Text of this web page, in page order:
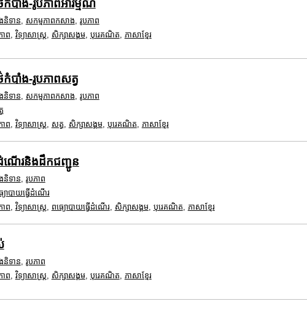
កំបាំង-រូបភាពអារម្មណ៍
និទាន សកម្មភាពកសាង រូបភាព
ព វិទ្យាសាស្រ្ត សិក្សាសង្គម, បុរេគណិត ភាសាខ្មែរ
កំបាំង-រូបភាពសត្វ
និទាន សកម្មភាពកសាង រូបភាព
ព វិទ្យាសាស្រ្ត សត្វ សិក្សាសង្គម, បុរេគណិត ភាសាខ្មែរ
ណើរនិងដឹកជញ្ជូន
និទាន រូបភាព
ោបាយធ្វើដំណើរ
ព វិទ្យាសាស្រ្ត ពធ្យោបាយធ្វើដំណើរ, សិក្សាសង្គម, បុរេគណិត ភាសាខ្មែរ
និទាន រូបភាព
ព វិទ្យាសាស្រ្ត សិក្សាសង្គម, បុរេគណិត ភាសាខ្មែរ